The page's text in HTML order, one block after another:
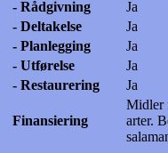
- Rådgivning
Ja
- Deltakelse
Ja
- Planlegging
Ja
- Utførelse
Ja
- Restaurering
Ja
Finansiering
Midler
arter.